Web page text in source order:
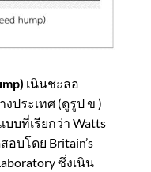
เนินชะลอ
ประเทศ (ดูรูป ข )
บที่เรียกว่า Watts
บโดย Britain’s
ซึ่งเนิน